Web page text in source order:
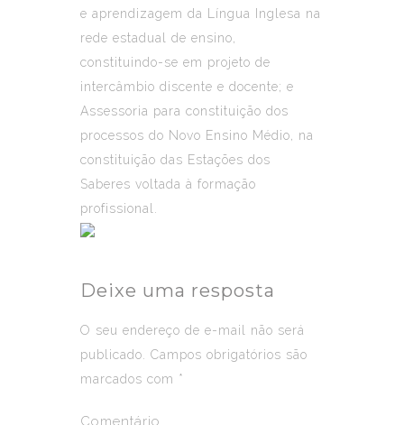
e aprendizagem da Língua Inglesa na
rede estadual de ensino,
constituindo-se em projeto de
intercâmbio discente e docente; e
Assessoria para constituição dos
processos do Novo Ensino Médio, na
constituição das Estações dos
Saberes voltada à formação
profissional.
Deixe uma resposta
O seu endereço de e-mail não será
publicado.
Campos obrigatórios são
marcados com *
Comentário